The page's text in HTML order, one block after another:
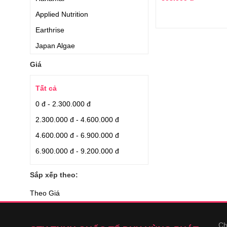
Applied Nutrition
Earthrise
Japan Algae
Aishodo
Careline
Orihiro
Blackmores
Nhập nguyên hộp từ Nhật
Nhập từ Nhật
Puritan Pride
Puritans Pride
Giá
Tất cả
0 đ - 2.300.000 đ
2.300.000 đ - 4.600.000 đ
4.600.000 đ - 6.900.000 đ
6.900.000 đ - 9.200.000 đ
Sắp xếp theo:
Theo Giá